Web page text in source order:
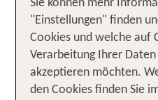
Ammoudara. Die
der Regel direkt am
Ausstattung und dem
sie der perfekte
Reise.
Sie können mehr
"Einstellungen" finden
Cookies und welche auf
Verarbeitung Ihrer
akzeptieren möchten.
den Cookies finden Sie